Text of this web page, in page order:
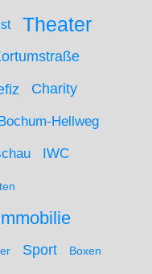
Theater
Charity
Hellweg
IWC
Sport Boxen